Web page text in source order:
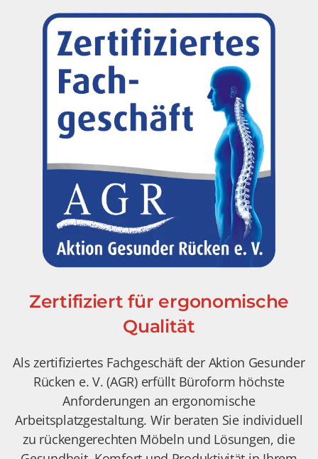
Zertifiziert für ergonomische
Qualität
Als zertifiziertes Fachgeschäft der Aktion Gesunder
Rücken e. V. (AGR) erfüllt Büroform höchste
Anforderungen an ergonomische
Arbeitsplatzgestaltung. Wir beraten Sie individuell
zu rückengerechten Möbeln und Lösungen, die